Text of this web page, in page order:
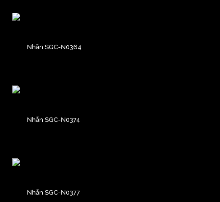
Nhẫn SGC-N0364
Nhẫn SGC-N0374
Nhẫn SGC-N0377